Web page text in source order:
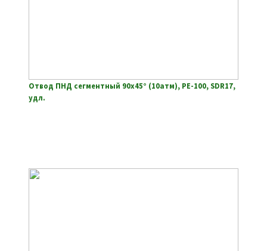
Отвод ПНД сегментный 90х45° (10атм), РЕ-100, SDR17,
удл.